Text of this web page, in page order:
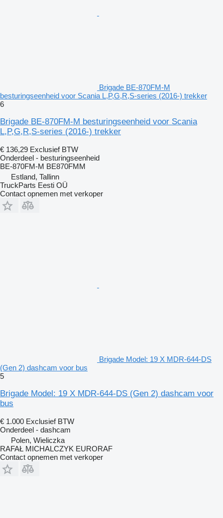
Brigade BE-870FM-M
besturingseenheid voor Scania L,P,G,R,S-series (2016-) trekker
6
Brigade BE-870FM-M besturingseenheid voor Scania
L,P,G,R,S-series (2016-) trekker
€ 136,29 Exclusief BTW
Onderdeel - besturingseenheid
BE-870FM-M BE870FMM
Estland, Tallinn
TruckParts Eesti OÜ
Contact opnemen met verkoper
Brigade Model: 19 X MDR-644-DS
(Gen 2) dashcam voor bus
5
Brigade Model: 19 X MDR-644-DS (Gen 2) dashcam voor
bus
€ 1.000 Exclusief BTW
Onderdeel - dashcam
Polen, Wieliczka
RAFAŁ MICHALCZYK EURORAF
Contact opnemen met verkoper